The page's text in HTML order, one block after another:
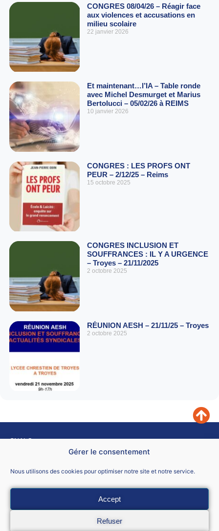
Gérer le consentement
Nous utilisons des cookies pour optimiser notre site et notre service.
Accept
Refuser
CONGRES 08/04/26 – Réagir face
aux violences et accusations en
milieu scolaire
22 janvier 2026
Et maintenant…l’IA – Table ronde
avec Michel Desmurget et Marius
Bertolucci – 05/02/26 à REIMS
10 janvier 2026
CONGRES : LES PROFS ONT
PEUR – 2/12/25 – Reims
15 octobre 2025
CONGRES INCLUSION ET
SOUFFRANCES : IL Y A URGENCE
– Troyes – 21/11/2025
2 octobre 2025
RÉUNION AESH – 21/11/25 – Troyes
2 octobre 2025
SNALC
4 rue de Trévise – 75009 PARIS.